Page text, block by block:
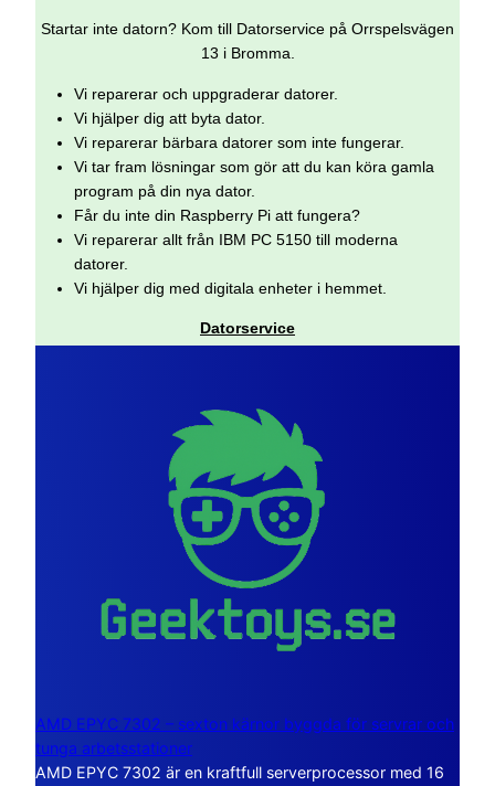
Startar inte datorn? Kom till Datorservice på Orrspelsvägen
13 i Bromma.
Vi reparerar och uppgraderar datorer.
Vi hjälper dig att byta dator.
Vi reparerar bärbara datorer som inte fungerar.
Vi tar fram lösningar som gör att du kan köra gamla
program på din nya dator.
Får du inte din Raspberry Pi att fungera?
Vi reparerar allt från IBM PC 5150 till moderna
datorer.
Vi hjälper dig med digitala enheter i hemmet.
Datorservice
AMD EPYC 7302 – sexton kärnor byggda för servrar och
tunga arbetsstationer
AMD EPYC 7302 är en kraftfull serverprocessor med 16